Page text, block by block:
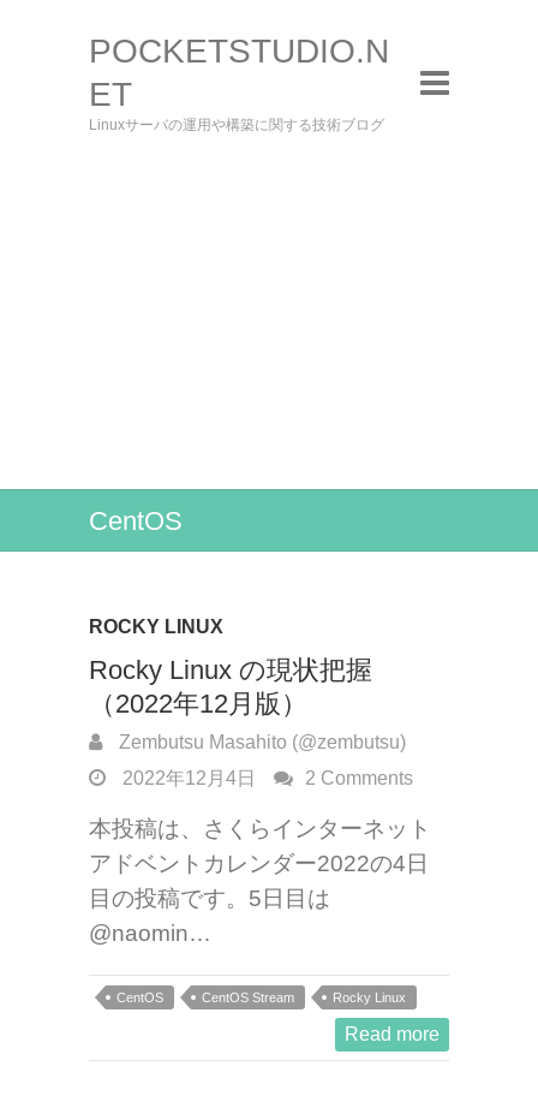
POCKETSTUDIO.N
ET
Linuxサーバの運用や構築に関する技術ブログ
CentOS
ROCKY LINUX
Rocky Linux の現状把握
（2022年12月版）
Zembutsu Masahito (@zembutsu)
2022年12月4日
2 Comments
本投稿は、さくらインターネット
アドベントカレンダー2022の4日
目の投稿です。5日目は
@naomin…
CentOS CentOS Stream Rocky Linux
Read more